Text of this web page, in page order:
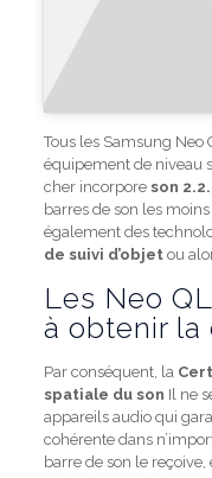
Tous les Samsung Neo
équipement de niveau
cher incorpore son
barres de son les
également des
de suivi d’objetou
Les Neo
à obtenir
Par conséquent, la
spatiale du son Il ne
appareils audio qui
cohérente dans
barre de son le